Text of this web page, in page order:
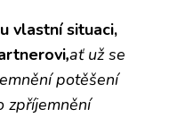
vlastní situaci,
,ať už se
potěšení
zpříjemnění